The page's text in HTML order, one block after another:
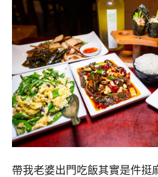
帶我老婆出門吃飯其實是件挺